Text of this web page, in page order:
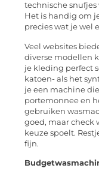
technische
Het is handig om
precies wat je wel
Veel websites
diverse modellen
je kleding perfect
katoen- als het
je een machine
portemonnee en
gebruiken
goed, maar check
keuze spoelt.
fijn.